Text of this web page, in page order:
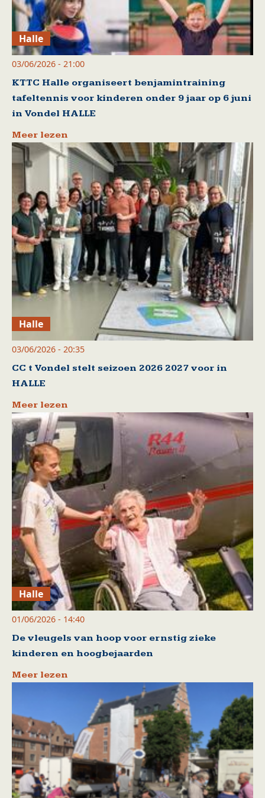
Halle
03/06/2026 - 21:00
KTTC Halle organiseert benjamintraining
tafeltennis voor kinderen onder 9 jaar op 6 juni
in Vondel HALLE
Meer lezen
Halle
03/06/2026 - 20:35
CC t Vondel stelt seizoen 2026 2027 voor in
HALLE
Meer lezen
Halle
01/06/2026 - 14:40
De vleugels van hoop voor ernstig zieke
kinderen en hoogbejaarden
Meer lezen